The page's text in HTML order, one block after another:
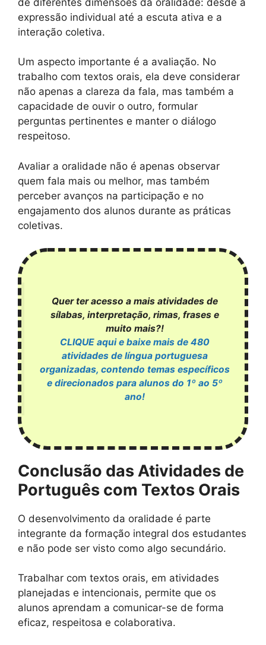
de diferentes dimensões da oralidade: desde a
expressão individual até a escuta ativa e a
interação coletiva.
Um aspecto importante é a avaliação. No
trabalho com textos orais, ela deve considerar
não apenas a clareza da fala, mas também a
capacidade de ouvir o outro, formular
perguntas pertinentes e manter o diálogo
respeitoso.
Avaliar a oralidade não é apenas observar
quem fala mais ou melhor, mas também
perceber avanços na participação e no
engajamento dos alunos durante as práticas
coletivas.
Quer ter acesso a mais atividades de
sílabas, interpretação, rimas, frases e
muito mais?!
CLIQUE aqui e baixe mais de 480
atividades de língua portuguesa
organizadas, contendo temas específicos
e direcionados para alunos do 1º ao 5º
ano!
Conclusão das Atividades de
Português com Textos Orais
O desenvolvimento da oralidade é parte
integrante da formação integral dos estudantes
e não pode ser visto como algo secundário.
Trabalhar com textos orais, em atividades
planejadas e intencionais, permite que os
alunos aprendam a comunicar-se de forma
eficaz, respeitosa e colaborativa.